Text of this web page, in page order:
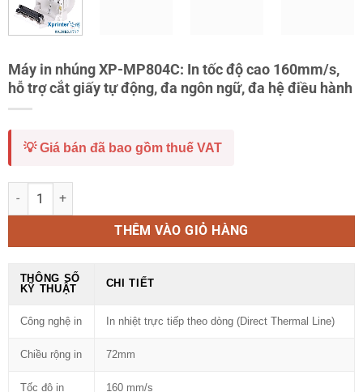
Máy in nhúng XP-MP804C: In tốc độ cao 160mm/s,
hỗ trợ cắt giấy tự động, đa ngôn ngữ, đa hệ điều hành
💡 Giá bán đã bao gồm thuế VAT
Máy in nhúng XP-MP804C: In tốc độ cao 160mm/s, hỗ trợ cắt giấy
THÊM VÀO GIỎ HÀNG
THÔNG SỐ
KỸ THUẬT
CHI TIẾT
Công nghệ in In nhiệt trực tiếp theo dòng (Direct Thermal Line)
Chiều rộng in 72mm
Tốc độ in 160 mm/s